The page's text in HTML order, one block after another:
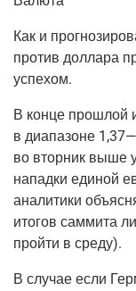
Как и
про­тив дол­ла­ра
успехом.
В кон­це про­шлой
в диа­па­зоне
во втор­ник выше
напад­ки еди­ной
ана­ли­ти­ки
ито­гов сам­ми­та
прой­ти в среду).
В слу­чае если